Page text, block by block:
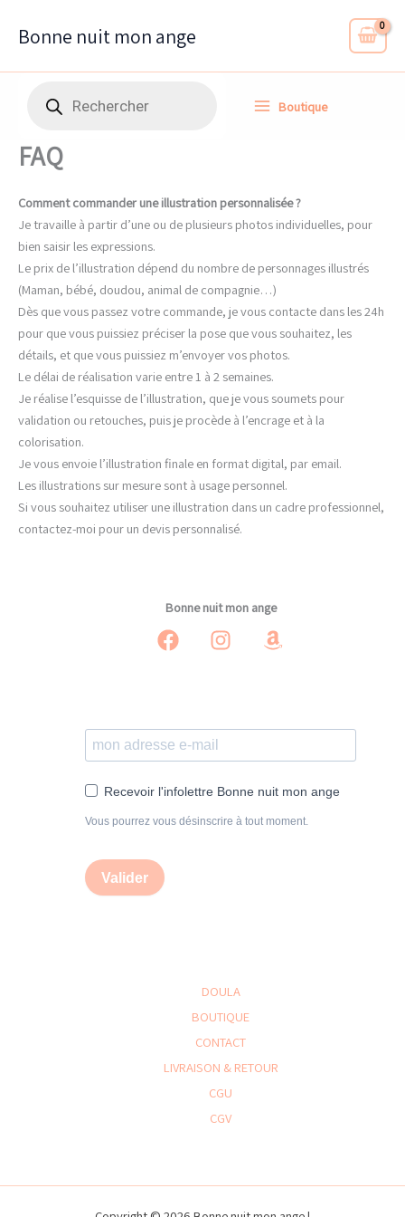
Bonne nuit mon ange
Boutique
FAQ
Comment commander une illustration personnalisée ?
Je travaille à partir d’une ou de plusieurs photos individuelles, pour
bien saisir les expressions.
Le prix de l’illustration dépend du nombre de personnages illustrés
(Maman, bébé, doudou, animal de compagnie…)
Dès que vous passez votre commande, je vous contacte dans les 24h
pour que vous puissiez préciser la pose que vous souhaitez, les
détails, et que vous puissiez m’envoyer vos photos.
Le délai de réalisation varie entre 1 à 2 semaines.
Je réalise l’esquisse de l’illustration, que je vous soumets pour
validation ou retouches, puis je procède à l’encrage et à la
colorisation.
Je vous envoie l’illustration finale en format digital, par email.
Les illustrations sur mesure sont à usage personnel.
Si vous souhaitez utiliser une illustration dans un cadre professionnel,
contactez-moi pour un devis personnalisé.
Bonne nuit mon ange
Recevoir l'infolettre Bonne nuit mon ange
Vous pourrez vous désinscrire à tout moment.
Valider
DOULA
BOUTIQUE
CONTACT
LIVRAISON & RETOUR
CGU
CGV